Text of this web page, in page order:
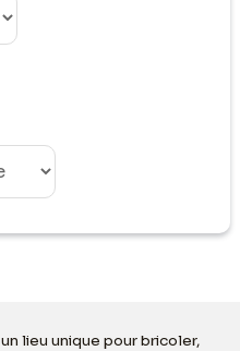
lieu unique pour bricoler,